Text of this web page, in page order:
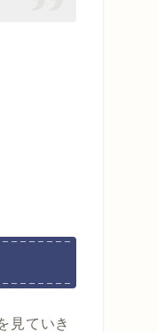
見ていき